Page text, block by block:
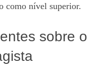
como nível superior.
sobre o